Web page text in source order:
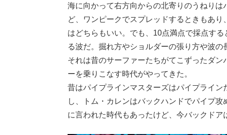
海に向かって右方向からの北寄りのうねり
ど、ワンピークでスプレッドするときもあ
はどちらもいい。でも、10点満点で採点す
る波だ。掘れ方やショルダーの張り方や波の
それは昔のサーファーたちがてこずったダ
ーを乗りこなす時代がやってきた。
昔はパイプラインマスターズはパイプライ
し、トム・カレンはバックハンドでパイプ
に言われた時代もあったけど、今バックドア